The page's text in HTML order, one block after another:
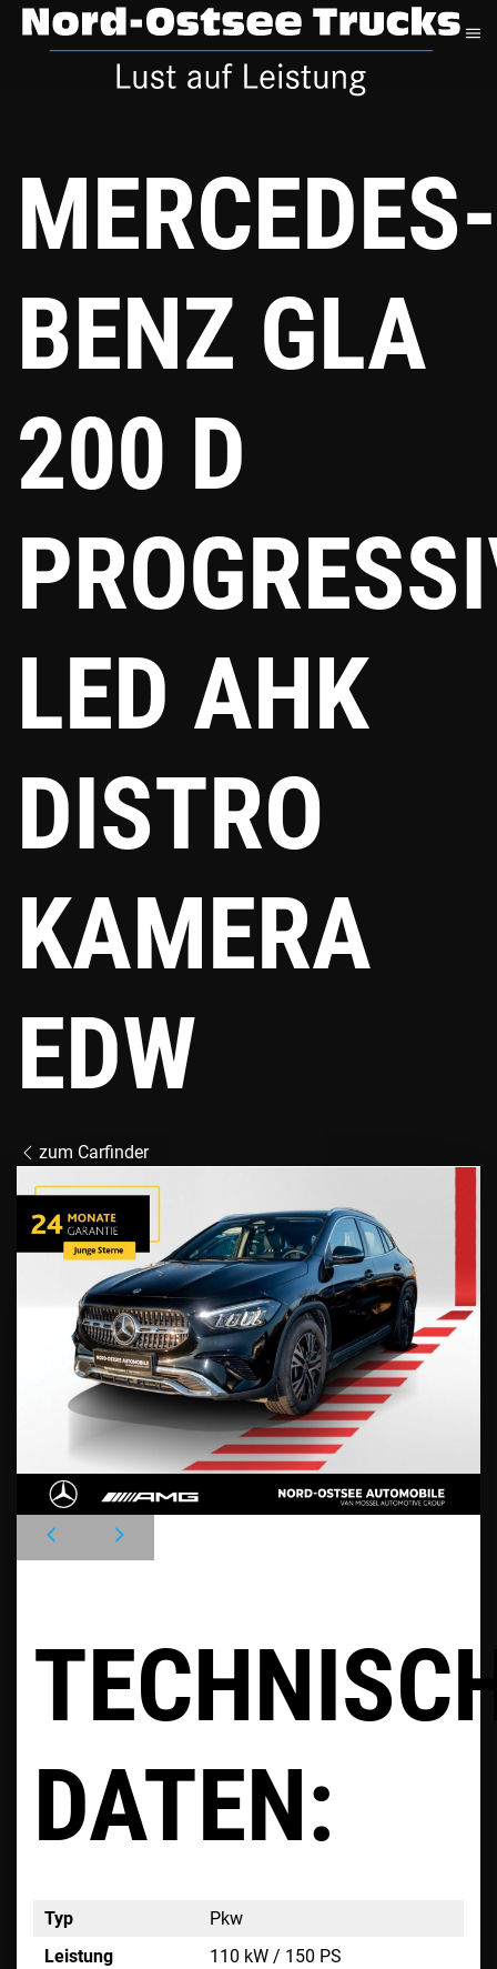
Zum
MERCEDES-
BENZ GLA
200 D
LED AHK
DISTRO
KAMERA
EDW
zum Carfinder
DATEN:
Typ
Pkw
Leistung
110 kW / 150 PS